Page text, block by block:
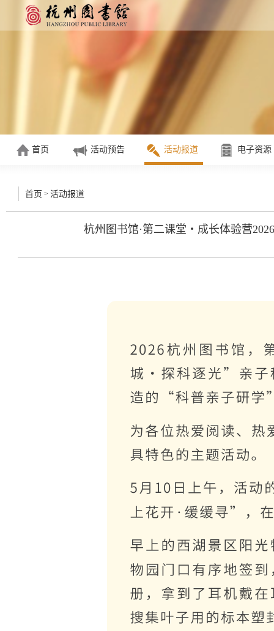
首页 活动预告 活动报道 电子资源
首页 > 活动报道
杭州图书馆·第二课堂・成长体验营